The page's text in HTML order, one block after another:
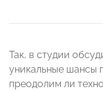
Так, в студии
уникальные шансы
преодолим ли